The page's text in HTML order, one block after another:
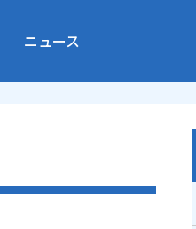
ニュース